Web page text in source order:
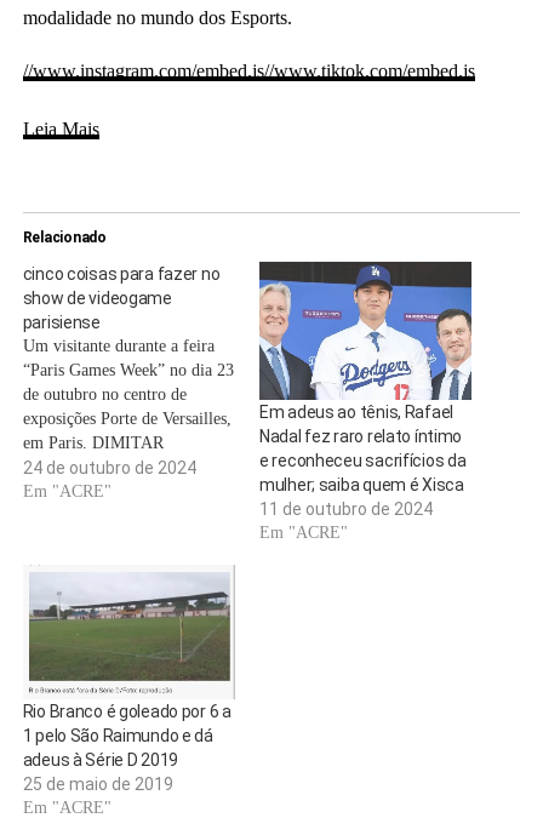
modalidade no mundo dos Esports.
//www.instagram.com/embed.js//www.tiktok.com/embed.js
Leia Mais
Relacionado
cinco coisas para fazer no
show de videogame
parisiense
Um visitante durante a feira
“Paris Games Week” no dia 23
de outubro no centro de
exposições Porte de Versailles,
em Paris. DIMITAR
DILKOFF / AFP Para esta
edição de 2024, a feira de
experimentar as novidades,
conferir títulos inéditos e…
24 de outubro de 2024
Em "ACRE"
Em adeus ao tênis, Rafael
Nadal fez raro relato íntimo
e reconheceu sacrifícios da
mulher; saiba quem é Xisca
11 de outubro de 2024
Em "ACRE"
Rio Branco é goleado por 6 a
1 pelo São Raimundo e dá
adeus à Série D 2019
25 de maio de 2019
Em "ACRE"